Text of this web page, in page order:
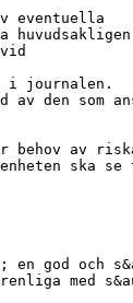
eventuella
i journalen.
av den som
behov av
enheten
god och
med